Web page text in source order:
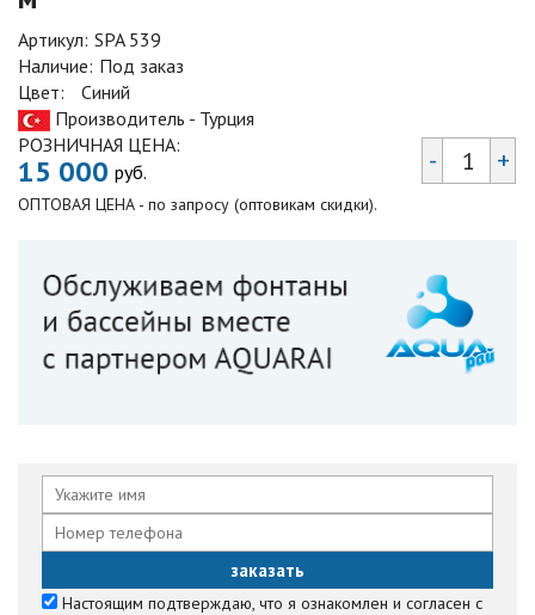
Артикул: SPA 539
Наличие: Под заказ
Цвет:
Синий
Производитель - Турция
РОЗНИЧНАЯ ЦЕНА:
15 000 руб.
ОПТОВАЯ ЦЕНА - по запросу (оптовикам скидки).
- +
Настоящим подтверждаю, что я ознакомлен и согласен с